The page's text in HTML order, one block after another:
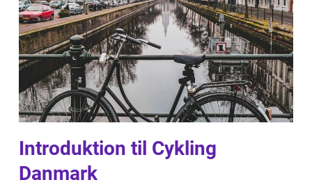
Introduktion til Cykling
Danmark